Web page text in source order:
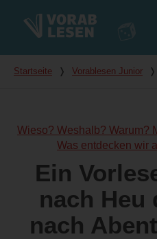
Du bist hier
Startseite ❭ Vorablesen Junior ❭
Wieso? Weshalb? Warum?
Was entdecken wir
Ein
nach Heu
nach